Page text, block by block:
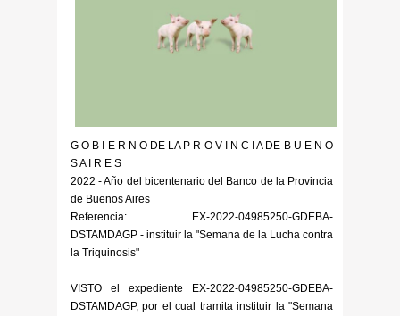
G O B I E R N O DE LA P R O V I N C I A DE B U E N O
S A I R E S
2022 - Año del bicentenario del Banco de la Provincia
de Buenos Aires
Referencia: EX-2022-04985250-GDEBA-
DSTAMDAGP - instituir la "Semana de la Lucha contra
la Triquinosis"
VISTO el expediente EX-2022-04985250-GDEBA-
DSTAMDAGP, por el cual tramita instituir la "Semana